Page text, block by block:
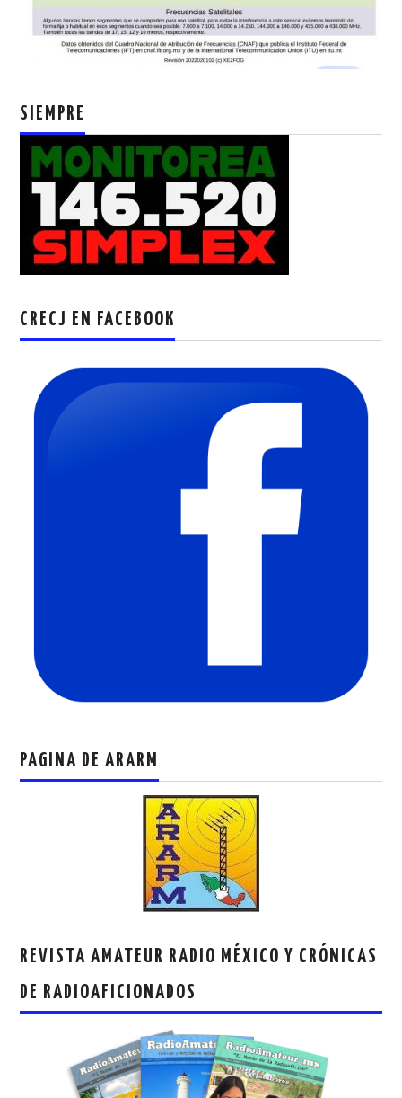
SIEMPRE
CRECJ EN FACEBOOK
PAGINA DE ARARM
REVISTA AMATEUR RADIO MÉXICO Y CRÓNICAS
DE RADIOAFICIONADOS